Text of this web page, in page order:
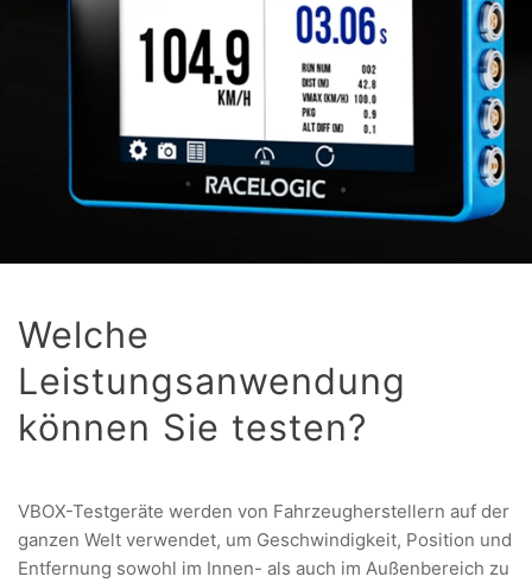
Welche
Leistungsanwendung
können Sie testen?
VBOX-Testgeräte werden von Fahrzeugherstellern auf der
ganzen Welt verwendet, um Geschwindigkeit, Position und
Entfernung sowohl im Innen- als auch im Außenbereich zu